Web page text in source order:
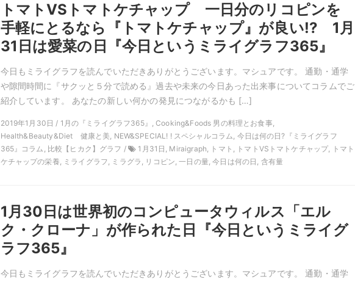
トマトVSトマトケチャップ 一日分のリコピンを
手軽にとるなら『トマトケチャップ』が良い!? 1月
31日は愛菜の日『今日というミライグラフ365』
今日もミライグラフを読んでいただきありがとうございます。マシュアです。 通勤・通学
や隙間時間に『サクッと５分で読める』過去や未来の今日あった出来事についてコラムでご
紹介しています。 あなたの新しい何かの発見につながるかも […]
2019年1月30日 / 1月の『ミライグラフ365』, Cooking&Foods 男の料理とお食事,
Health&Beauty&Diet 健康と美, NEW&SPECIAL! ! スペシャルコラム, 今日は何の日?『ミライグラフ
365』コラム, 比較【ヒカク】グラフ /
1月31日, Miraigraph, トマト, トマトVSトマトケチャップ, トマト
ケチャップの栄養, ミライグラフ, ミラグラ, リコピン, 一日の量, 今日は何の日, 含有量
1月30日は世界初のコンピュータウィルス「エル
ク・クローナ」が作られた日『今日というミライグ
ラフ365』
今日もミライグラフを読んでいただきありがとうございます。マシュアです。 通勤・通学